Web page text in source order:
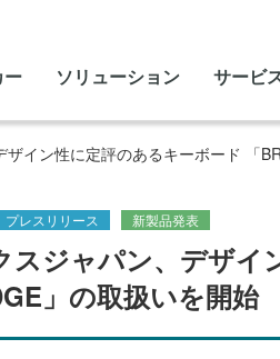
ソリューション サービ
ザイン性に定評のあるキーボード 「
プレスリリース 新製品発表
スジャパン、デザイ
」の取扱いを開始